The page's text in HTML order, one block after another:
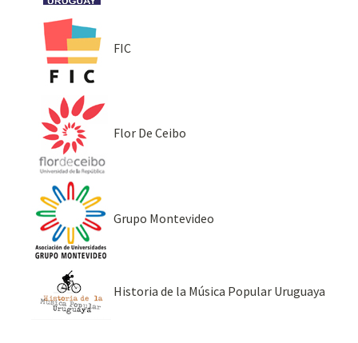
FIC
Flor De Ceibo
Grupo Montevideo
Historia de la Música Popular Uruguaya